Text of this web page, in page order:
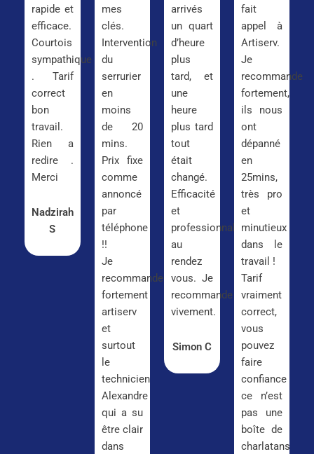
rapide et
efficace.
Courtois
sympathique
. Tarif
correct
bon
travail.
Rien a
redire .
Merci
Nadzirah
S
mes
clés.
Intervention
du
serrurier
en
moins
de 20
mins.
Prix fixe
comme
annoncé
par
téléphone
!!
Je
recommande
fortement
artiserv
et
surtout
le
technicien
Alexandre
qui a su
être clair
dans
arrivés
un quart
d’heure
plus
tard, et
une
heure
plus tard
tout
était
changé.
Efficacité
et
professionnalisme
au
rendez
vous. Je
recommande
vivement.
Simon C
fait
appel à
Artiserv.
Je
recommande
fortement,
ils nous
ont
dépanné
en
25mins,
très pro
et
minutieux
dans le
travail !
Tarif
vraiment
correct,
vous
pouvez
faire
confiance
ce n’est
pas une
boîte de
charlatans